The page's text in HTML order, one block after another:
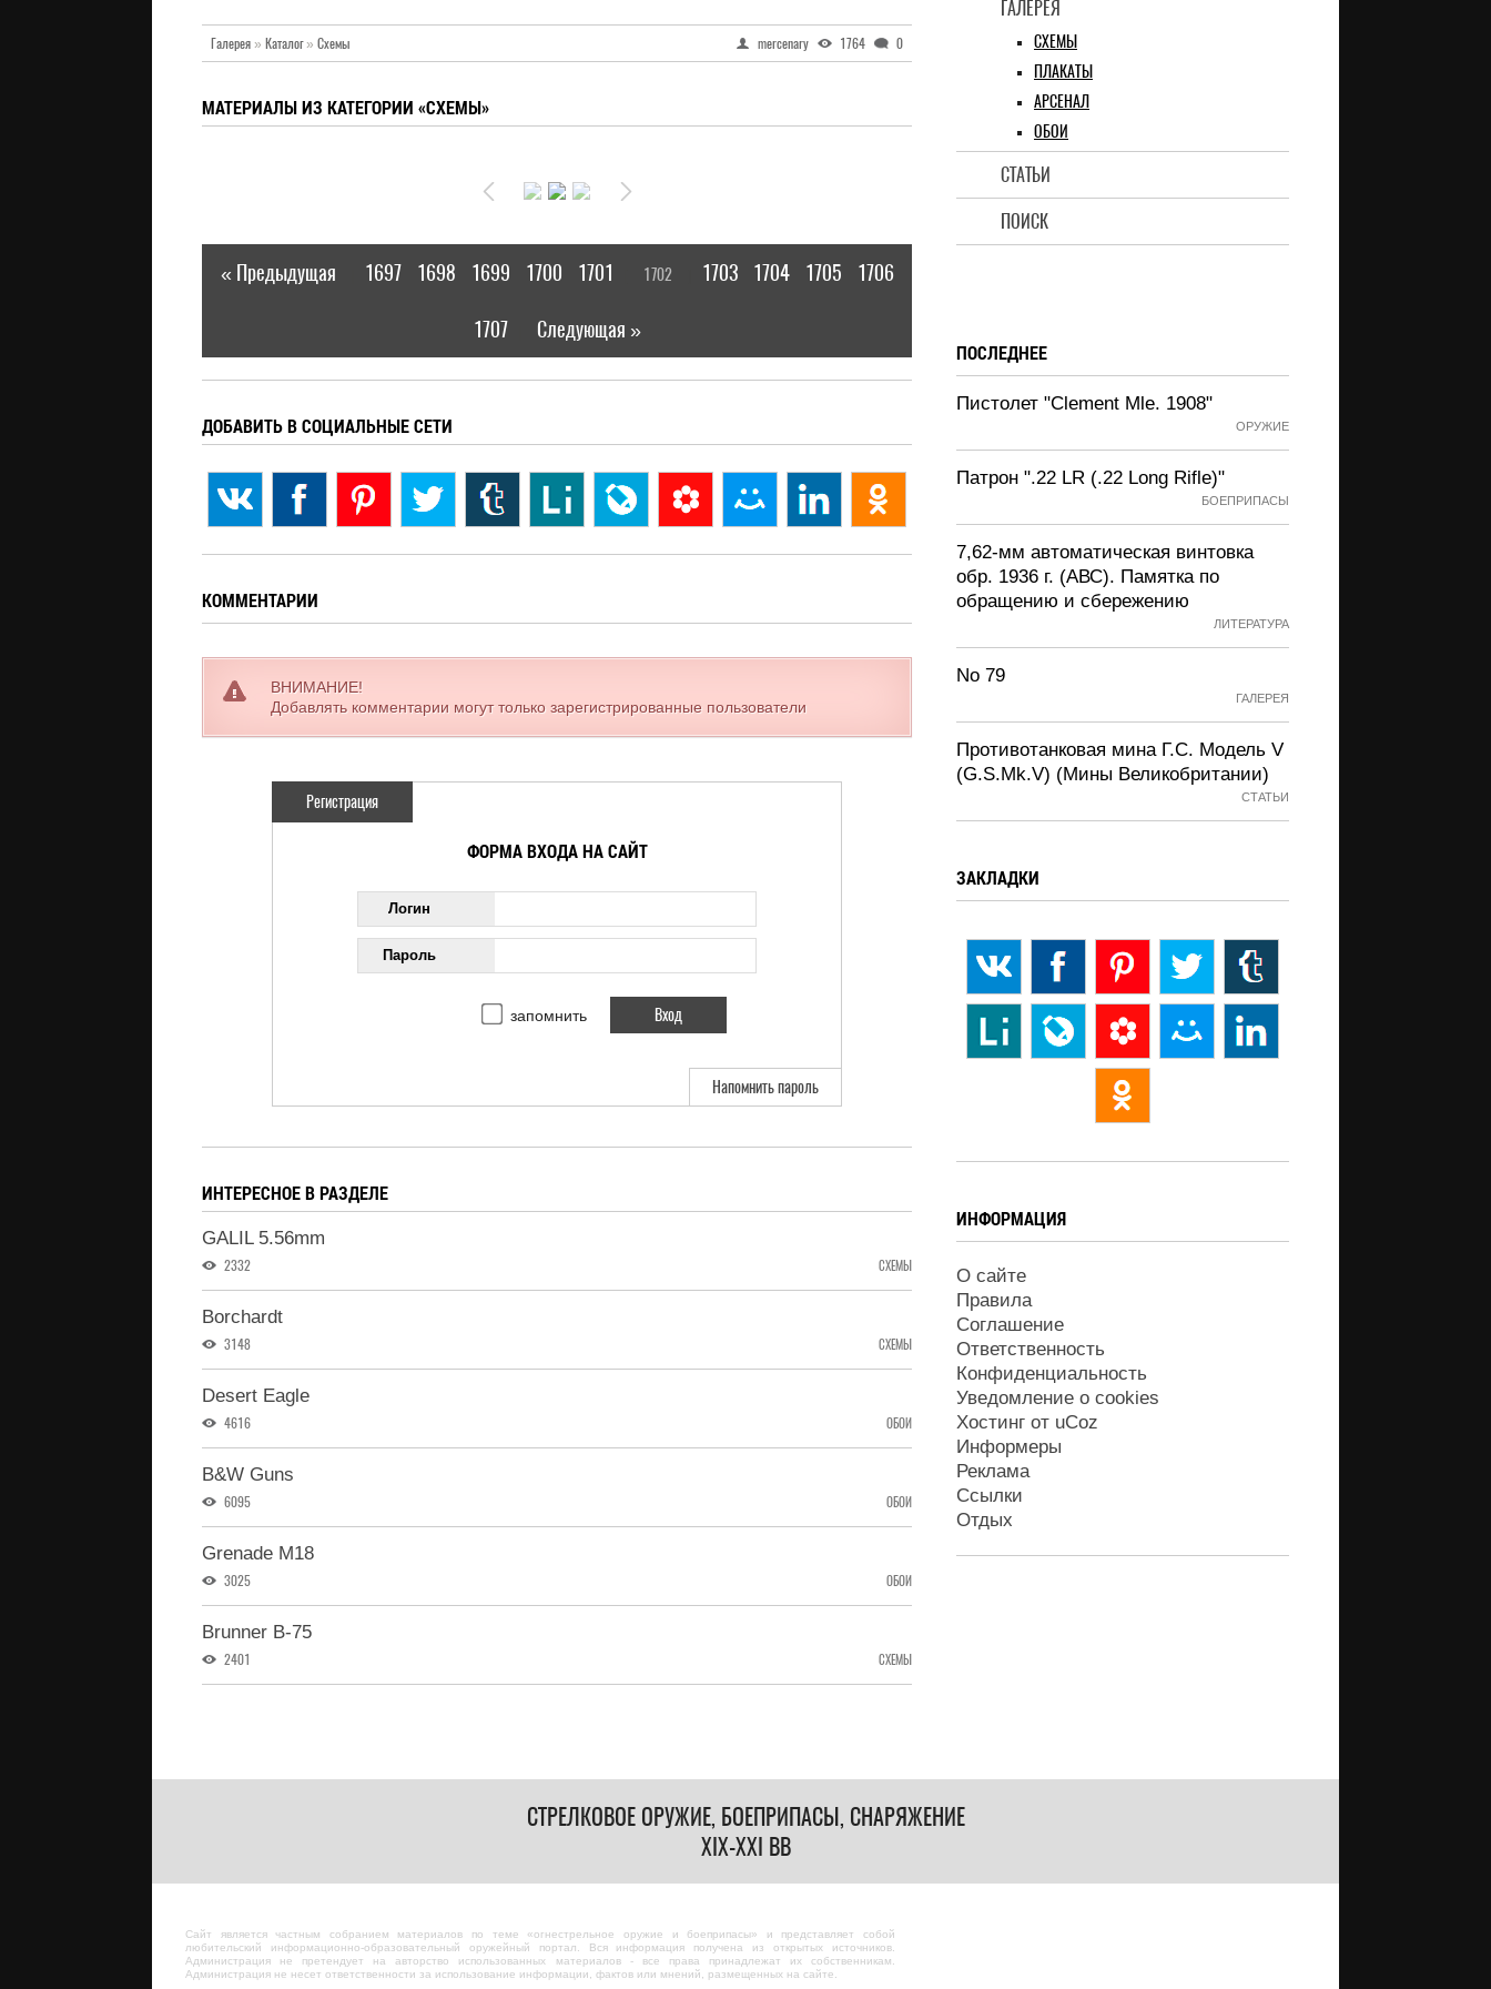
ГАЛЕРЕЯ
СХЕМЫ
ПЛАКАТЫ
АРСЕНАЛ
ОБОИ
СТАТЬИ
ПОИСК
Галерея» Каталог» Схемы mercenary 1764 0
МАТЕРИАЛЫ ИЗ КАТЕГОРИИ «СХЕМЫ»
« Предыдущая 1697 1698 1699 1700 1701 1702 1703 1704 1705 1706
1707 Следующая »
ДОБАВИТЬ В СОЦИАЛЬНЫЕ СЕТИ
КОММЕНТАРИИ
ВНИМАНИЕ!
Добавлять комментарии могут только зарегистрированные пользователи
Регистрация
ФОРМА ВХОДА НА САЙТ
Логин
Пароль
запомнить
Напомнить пароль
ИНТЕРЕСНОЕ В РАЗДЕЛЕ
GALIL 5.56mm
2332 СХЕМЫ
Borchardt
3148 СХЕМЫ
Desert Eagle
4616 ОБОИ
B&W Guns
6095 ОБОИ
Grenade M18
3025 ОБОИ
Brunner B-75
2401 СХЕМЫ
ПОСЛЕДНЕЕ
Пистолет "Clement Mle. 1908"
ОРУЖИЕ
Патрон ".22 LR (.22 Long Rifle)"
БОЕПРИПАСЫ
7,62-мм автоматическая винтовка
обр. 1936 г. (АВС). Памятка по
обращению и сбережению
ЛИТЕРАТУРА
No 79
ГАЛЕРЕЯ
Противотанковая мина Г.С. Модель V
(G.S.Mk.V) (Мины Великобритании)
СТАТЬИ
ЗАКЛАДКИ
ИНФОРМАЦИЯ
О сайте
Правила
Соглашение
Ответственность
Конфиденциальность
Уведомление о cookies
Хостинг от uCoz
Информеры
Реклама
Ссылки
Отдых
СТРЕЛКОВОЕ ОРУЖИЕ, БОЕПРИПАСЫ, СНАРЯЖЕНИЕ
XIX-XXI ВВ
Сайт является частным собранием материалов по теме «огнестрельное оружие и боеприпасы» и представляет собой
любительский информационно-образовательный оружейный портал. Вся информация получена из открытых источников.
Администрация не претендует на авторство использованных материалов - все права принадлежат их собственникам.
Администрация не несет ответственности за использование информации, фактов или мнений, размещенных на сайте.